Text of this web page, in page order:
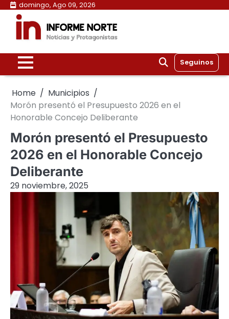
Skip
content
domingo, Ago 09, 2026
Seguinos
Home
Municipios
Morón presentó el Presupuesto 2026 en el
Honorable Concejo Deliberante
Morón presentó el Presupuesto
2026 en el Honorable Concejo
Deliberante
29 noviembre, 2025